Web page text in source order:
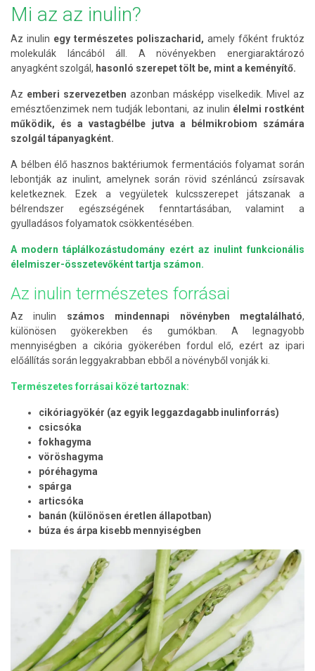
Mi az az inulin?
Az inulin egy természetes poliszacharid, amely főként fruktóz
molekulák láncából áll. A növényekben energiaraktározó
anyagként szolgál, hasonló szerepet tölt be, mint a keményítő.
Az emberi szervezetben azonban másképp viselkedik. Mivel az
emésztőenzimek nem tudják lebontani, az inulin élelmi rostként
működik, és a vastagbélbe jutva a bélmikrobiom számára
szolgál tápanyagként.
A bélben élő hasznos baktériumok fermentációs folyamat során
lebontják az inulint, amelynek során rövid szénláncú zsírsavak
keletkeznek. Ezek a vegyületek kulcsszerepet játszanak a
bélrendszer egészségének fenntartásában, valamint a
gyulladásos folyamatok csökkentésében.
A modern táplálkozástudomány ezért az inulint funkcionális
élelmiszer-összetevőként tartja számon.
Az inulin természetes forrásai
Az inulin számos mindennapi növényben megtalálható,
különösen gyökerekben és gumókban. A legnagyobb
mennyiségben a cikória gyökerében fordul elő, ezért az ipari
előállítás során leggyakrabban ebből a növényből vonják ki.
Természetes forrásai közé tartoznak:
cikóriagyökér (az egyik leggazdagabb inulinforrás)
csicsóka
fokhagyma
vöröshagyma
póréhagyma
spárga
articsóka
banán (különösen éretlen állapotban)
búza és árpa kisebb mennyiségben